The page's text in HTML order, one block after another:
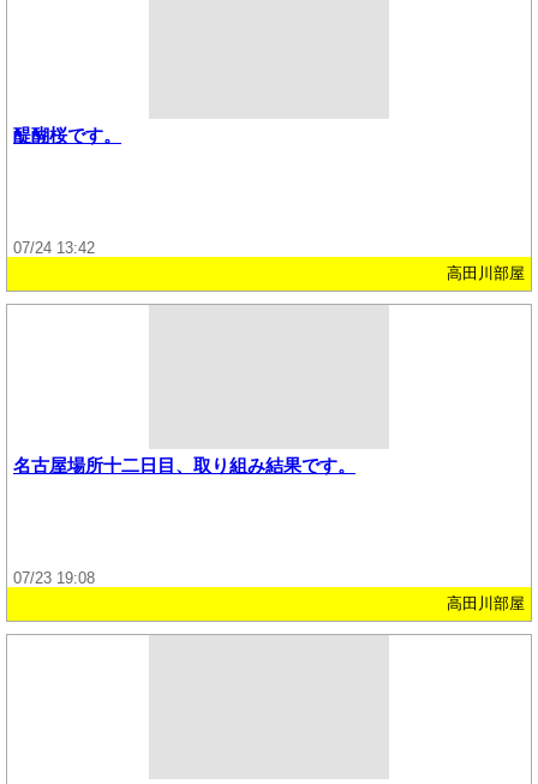
醍醐桜です。
07/24 13:42
高田川部屋
名古屋場所十二日目、取り組み結果です。
07/23 19:08
高田川部屋